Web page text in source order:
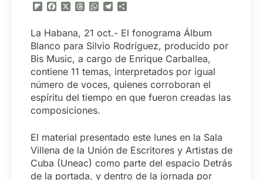
Flipboard
FacebookThreadsWhatsApp
Telegram
La Habana, 21 oct.- El fonograma Álbum
Blanco para Silvio Rodríguez, producido por
Bis Music, a cargo de Enrique Carballea,
contiene 11 temas, interpretados por igual
número de voces, quienes corroboran el
espíritu del tiempo en que fueron creadas las
composiciones.
El material presentado este lunes en la Sala
Villena de la Unión de Escritores y Artistas de
Cuba (Uneac) como parte del espacio Detrás
de la portada, y dentro de la jornada por